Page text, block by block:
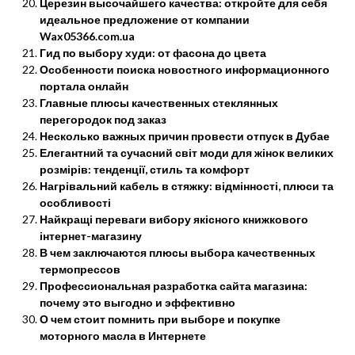
Церезин высочайшего качества: откройте для себя
идеальное предложение от компании
Wax05366.com.ua
Гид по выбору худи: от фасона до цвета
Особенности поиска новостного информационного
портала онлайн
Главные плюсы качественных стеклянных
перегородок под заказ
Несколько важных причин провести отпуск в Дубае
Елегантний та сучасний світ моди для жінок великих
розмірів: тенденції, стиль та комфорт
Нагрівальний кабель в стяжку: відмінності, плюси та
особливості
Найкращі переваги вибору якісного книжкового
інтернет-магазину
В чем заключаются плюсы выбора качественных
термопрессов
Профессиональная разработка сайта магазина:
почему это выгодно и эффективно
О чем стоит помнить при выборе и покупке
моторного масла в Интернете